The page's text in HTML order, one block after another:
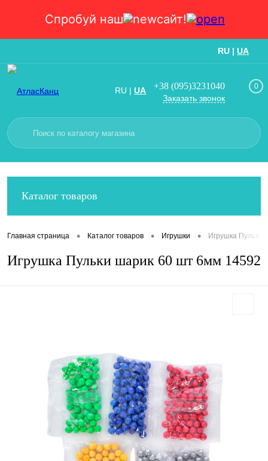
Спробуй наш сайт!
RU | UA
RU | UA +38 (095)3231040
Заказать звонок
0
Каталог товаров
Главная страница • Каталог товаров • Игрушки • Игрушка Пульки
Игрушка Пульки шарик 60 шт 6мм 14592